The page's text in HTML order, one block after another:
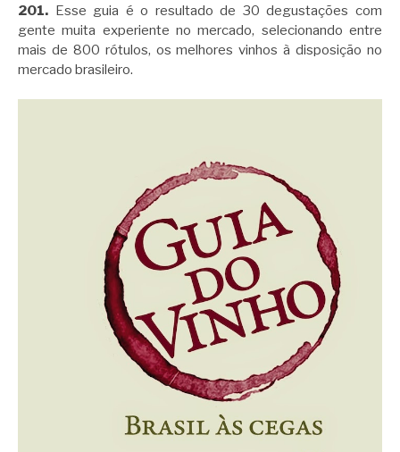
201. Esse guia é o resultado de 30 degustações com
gente muita experiente no mercado, selecionando entre
mais de 800 rótulos, os melhores vinhos à disposição no
mercado brasileiro.